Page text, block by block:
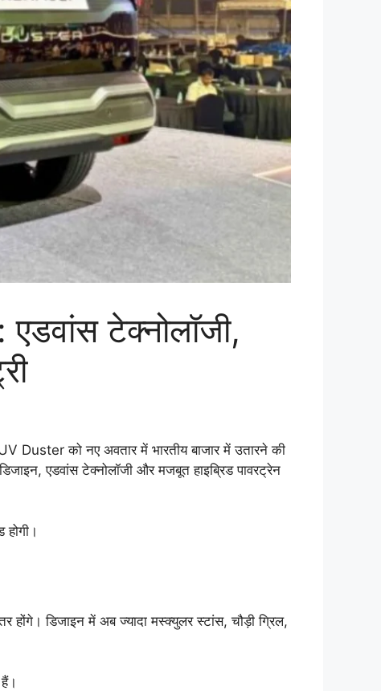
टेक्नोलॉजी,
Duster को नए अवतार में भारतीय बाजार में उतारने की
एडवांस टेक्नोलॉजी और मजबूत हाइब्रिड पावरट्रेन
होंगे। डिजाइन में अब ज्यादा मस्क्युलर स्टांस, चौड़ी ग्रिल,